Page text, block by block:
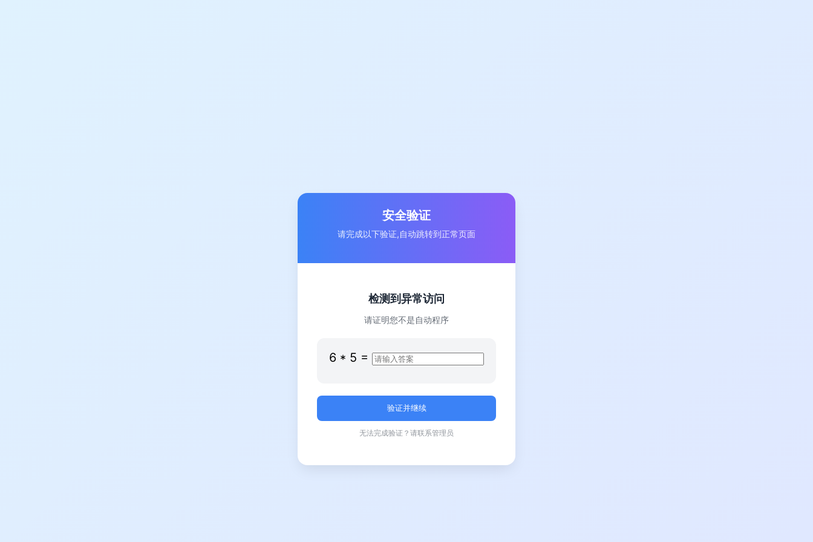
安全验证
请完成以下验证,自动跳转到正常页面
检测到异常访问
请证明您不是自动程序
6 * 5 =
无法完成验证？请联系管理员